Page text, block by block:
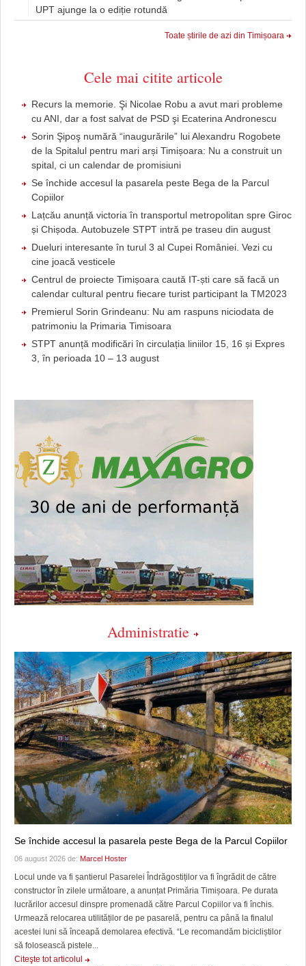
UPT ajunge la o ediție rotundă
Toate știrile de azi din Timișoara
Cele mai citite articole
Recurs la memorie. Şi Nicolae Robu a avut mari probleme
cu ANI, dar a fost salvat de PSD şi Ecaterina Andronescu
Sorin Şipoş numără “inaugurările” lui Alexandru Rogobete
de la Spitalul pentru mari arși Timișoara: Nu a construit un
spital, ci un calendar de promisiuni
Se închide accesul la pasarela peste Bega de la Parcul
Copiilor
Lațcău anunță victoria în transportul metropolitan spre Giroc
și Chișoda. Autobuzele STPT intră pe traseu din august
Dueluri interesante în turul 3 al Cupei României. Vezi cu
cine joacă vesticele
Centrul de proiecte Timișoara caută IT-ști care să facă un
calendar cultural pentru fiecare turist participant la TM2023
Premierul Sorin Grindeanu: Nu am raspuns niciodata de
patrimoniu la Primaria Timisoara
STPT anunță modificări în circulația liniilor 15, 16 și Expres
3, în perioada 10 – 13 august
Administratie
Se închide accesul la pasarela peste Bega de la Parcul Copiilor
06 august 2026 de: Marcel Hoster
Locul unde va fi șantierul Pasarelei Îndrăgostiților va fi îngrădit de către
constructor în zilele următoare, a anunțat Primăria Timișoara. Pe durata
lucrărilor accesul dinspre promenadă către Parcul Copiilor va fi închis.
Urmează relocarea utilităților de pe pasarelă, pentru ca până la finalul
acestei luni să înceapă demolarea efectivă. “Le recomandăm bicicliștilor
să folosească pistele...
Citeşte tot articolul